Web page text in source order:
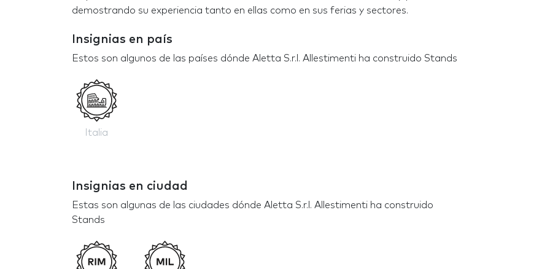
demostrando su experiencia tanto en ellas como en sus ferias y sectores.
Insignias en país
Estos son algunos de las países dónde Aletta S.r.l. Allestimenti ha construido Stands
Italia
Insignias en ciudad
Estas son algunas de las ciudades dónde Aletta S.r.l. Allestimenti ha construido
Stands